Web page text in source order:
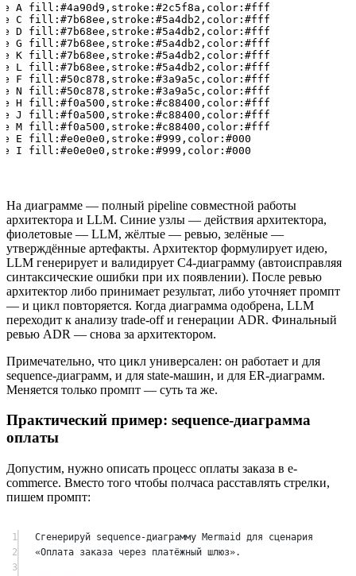
A fill:#4a90d9,stroke:#2c5f8a,color:#fff
C fill:#7b68ee,stroke:#5a4db2,color:#fff
D fill:#7b68ee,stroke:#5a4db2,color:#fff
G fill:#7b68ee,stroke:#5a4db2,color:#fff
K fill:#7b68ee,stroke:#5a4db2,color:#fff
L fill:#7b68ee,stroke:#5a4db2,color:#fff
F fill:#50c878,stroke:#3a9a5c,color:#fff
N fill:#50c878,stroke:#3a9a5c,color:#fff
H fill:#f0a500,stroke:#c88400,color:#fff
J fill:#f0a500,stroke:#c88400,color:#fff
M fill:#f0a500,stroke:#c88400,color:#fff
E fill:#e0e0e0,stroke:#999,color:#000
На диаграмме — полный pipeline совместной работы
архитектора и LLM. Синие узлы — действия архитектора,
фиолетовые — LLM, жёлтые — ревью, зелёные —
утверждённые артефакты. Архитектор формулирует идею,
LLM генерирует и валидирует C4-диаграмму (автоисправляя
синтаксические ошибки при их появлении). После ревью
архитектор либо принимает результат, либо уточняет промпт
— и цикл повторяется. Когда диаграмма одобрена, LLM
переходит к анализу trade-off и генерации ADR. Финальный
ревью ADR — снова за архитектором.
Примечательно, что цикл универсален: он работает и для
sequence-диаграмм, и для state-машин, и для ER-диаграмм.
Меняется только промпт — суть та же.
Практический пример: sequence-диаграмма
оплаты
Допустим, нужно описать процесс оплаты заказа в e-
commerce. Вместо того чтобы полчаса расставлять стрелки,
пишем промпт:
1
Сгенерируй sequence-диаграмму Mermaid для сценария
2
«Оплата заказа через платёжный шлюз».
3